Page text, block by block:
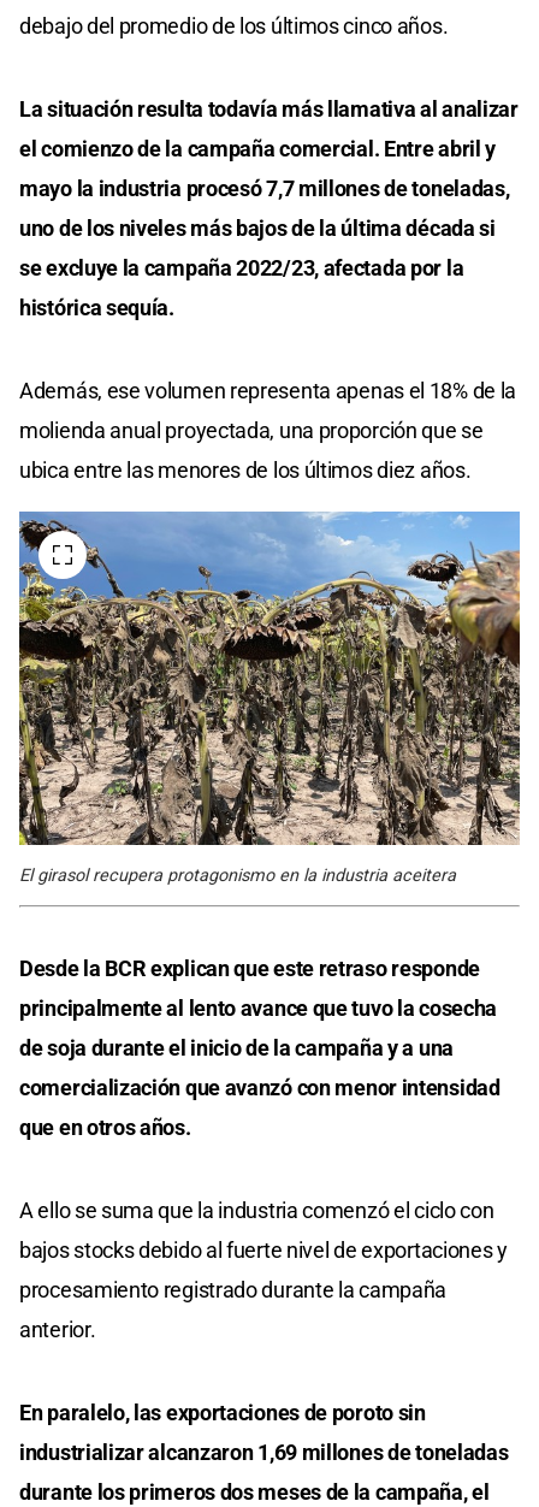
debajo del promedio de los últimos cinco años.
La situación resulta todavía más llamativa al analizar
el comienzo de la campaña comercial. Entre abril y
mayo la industria procesó 7,7 millones de toneladas,
uno de los niveles más bajos de la última década si
se excluye la campaña 2022/23, afectada por la
histórica sequía.
Además, ese volumen representa apenas el 18% de la
molienda anual proyectada, una proporción que se
ubica entre las menores de los últimos diez años.
El girasol recupera protagonismo en la industria aceitera
Desde la BCR explican que este retraso responde
principalmente al lento avance que tuvo la cosecha
de soja durante el inicio de la campaña y a una
comercialización que avanzó con menor intensidad
que en otros años.
A ello se suma que la industria comenzó el ciclo con
bajos stocks debido al fuerte nivel de exportaciones y
procesamiento registrado durante la campaña
anterior.
En paralelo, las exportaciones de poroto sin
industrializar alcanzaron 1,69 millones de toneladas
durante los primeros dos meses de la campaña, el